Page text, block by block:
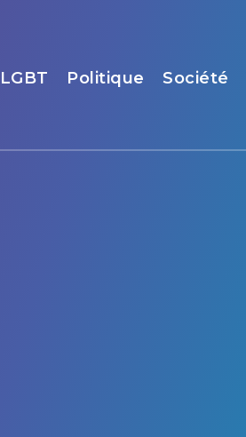
LGBT Politique Société